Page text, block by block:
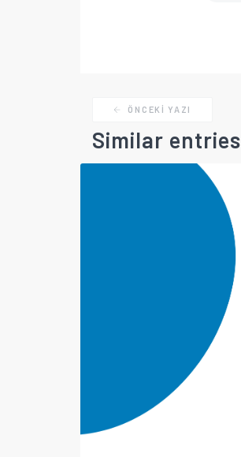
ÖNCEKI YAZI
Similar entries